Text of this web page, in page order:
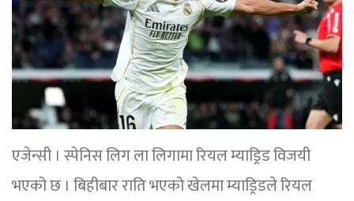
एजेन्सी । स्पेनिस लिग ला लिगामा रियल म्याड्रिड विजयी
भएको छ । बिहीबार राति भएको खेलमा म्याड्रिडले रियल